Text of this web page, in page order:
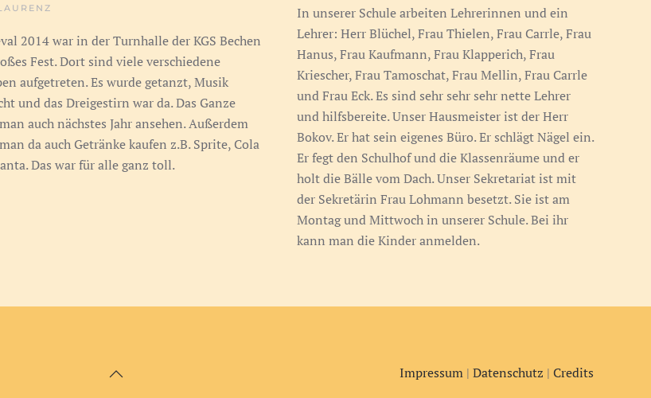
2014 war in der Turnhalle der KGS Bechen
Fest. Dort sind viele verschiedene
aufgetreten. Es wurde getanzt, Musik
und das Dreigestirn war da. Das Ganze
auch nächstes Jahr ansehen. Außerdem
da auch Getränke kaufen z.B. Sprite, Cola
Das war für alle ganz toll.
In unserer Schule arbeiten Lehrerinnen und ein
Lehrer: Herr Blüchel, Frau Thielen, Frau Carrle, Frau
Hanus, Frau Kaufmann, Frau Klapperich, Frau
Kriescher, Frau Tamoschat, Frau Mellin, Frau Carrle
und Frau Eck. Es sind sehr sehr sehr nette Lehrer
und hilfsbereite. Unser Hausmeister ist der Herr
Bokov. Er hat sein eigenes Büro. Er schlägt Nägel ein.
Er fegt den Schulhof und die Klassenräume und er
holt die Bälle vom Dach. Unser Sekretariat ist mit
der Sekretärin Frau Lohmann besetzt. Sie ist am
Montag und Mittwoch in unserer Schule. Bei ihr
kann man die Kinder anmelden.
Impressum| Datenschutz | Credits